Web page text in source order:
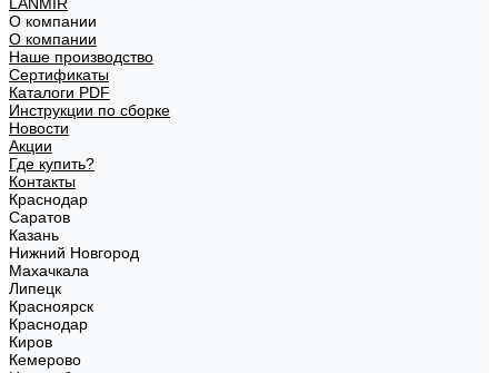
О компании
О компании
Наше производство
Сертификаты
Каталоги PDF
Инструкции по сборке
Новости
Акции
Где купить?
Контакты
Краснодар
Саратов
Казань
Нижний Новгород
Махачкала
Липецк
Красноярск
Краснодар
Киров
Кемерово